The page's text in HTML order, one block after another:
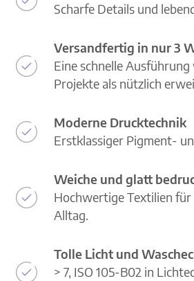
Scharfe Details und
Versandfertig in nur 3
Eine schnelle
Projekte als nützlich
Moderne Drucktechnik
Erstklassiger Pigment-
Weiche und glatt
Hochwertige Textilien für
Alltag.
Tolle Licht und
> 7, ISO 105-B02 in